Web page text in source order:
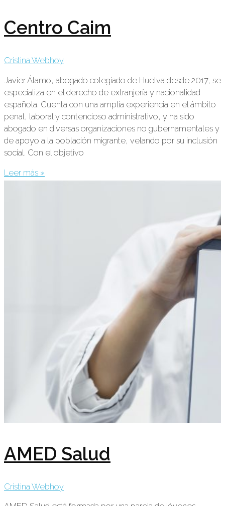
Centro Caim
Cristina Webhoy
Javier Álamo, abogado colegiado de Huelva desde 2017, se
especializa en el derecho de extranjería y nacionalidad
española. Cuenta con una amplia experiencia en el ámbito
penal, laboral y contencioso administrativo, y ha sido
abogado en diversas organizaciones no gubernamentales y
de apoyo a la población migrante, velando por su inclusión
social. Con el objetivo
Leer más »
AMED Salud
Cristina Webhoy